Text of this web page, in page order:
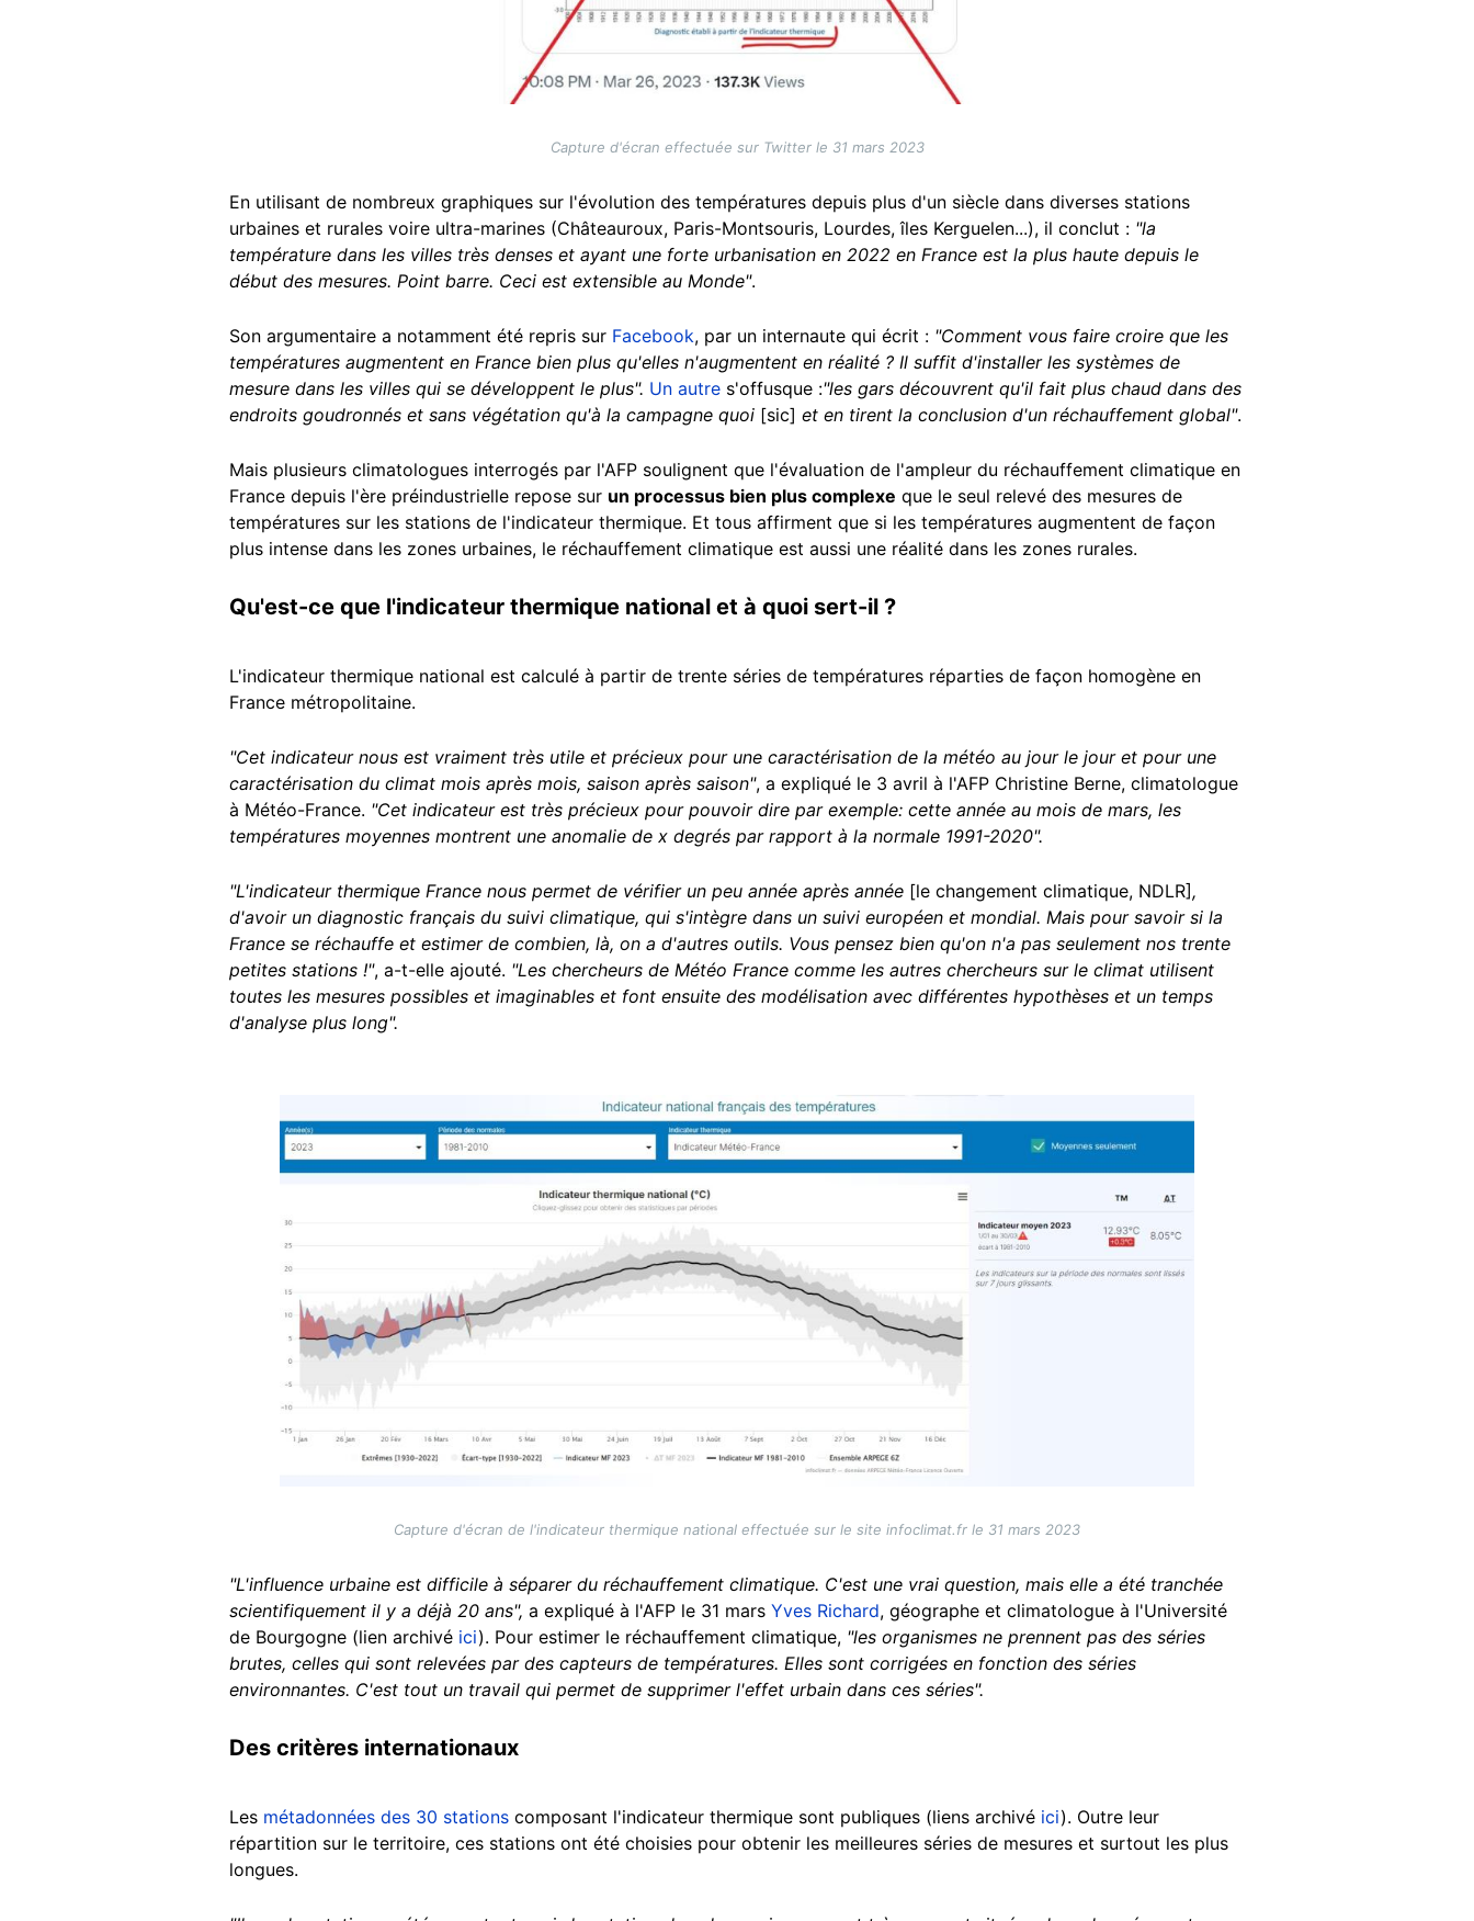
Capture d'écran effectuée sur Twitter le 31 mars 2023
En utilisant de nombreux graphiques sur l'évolution des températures depuis plus d'un siècle dans diverses stations
urbaines et rurales voire ultra-marines (Châteauroux, Paris-Montsouris, Lourdes, îles Kerguelen...), il conclut : "la
température dans les villes très denses et ayant une forte urbanisation en 2022 en France est la plus haute depuis le
début des mesures. Point barre. Ceci est extensible au Monde".
Son argumentaire a notamment été repris sur Facebook, par un internaute qui écrit : "Comment vous faire croire que les
températures augmentent en France bien plus qu'elles n'augmentent en réalité ? Il suffit d'installer les systèmes de
mesure dans les villes qui se développent le plus". Un autre s'offusque :"les gars découvrent qu'il fait plus chaud dans des
endroits goudronnés et sans végétation qu'à la campagne quoi [sic] et en tirent la conclusion d'un réchauffement global".
Mais plusieurs climatologues interrogés par l'AFP soulignent que l'évaluation de l'ampleur du réchauffement climatique en
France depuis l'ère préindustrielle repose sur un processus bien plus complexe que le seul relevé des mesures de
températures sur les stations de l'indicateur thermique. Et tous affirment que si les températures augmentent de façon
plus intense dans les zones urbaines, le réchauffement climatique est aussi une réalité dans les zones rurales.
Qu'est-ce que l'indicateur thermique national et à quoi sert-il ?
L'indicateur thermique national est calculé à partir de trente séries de températures réparties de façon homogène en
France métropolitaine.
"Cet indicateur nous est vraiment très utile et précieux pour une caractérisation de la météo au jour le jour et pour une
caractérisation du climat mois après mois, saison après saison", a expliqué le 3 avril à l'AFP Christine Berne, climatologue
à Météo-France. "Cet indicateur est très précieux pour pouvoir dire par exemple: cette année au mois de mars, les
températures moyennes montrent une anomalie de x degrés par rapport à la normale 1991-2020".
"L'indicateur thermique France nous permet de vérifier un peu année après année [le changement climatique, NDLR],
d'avoir un diagnostic français du suivi climatique, qui s'intègre dans un suivi européen et mondial. Mais pour savoir si la
France se réchauffe et estimer de combien, là, on a d'autres outils. Vous pensez bien qu'on n'a pas seulement nos trente
petites stations !", a-t-elle ajouté. "Les chercheurs de Météo France comme les autres chercheurs sur le climat utilisent
toutes les mesures possibles et imaginables et font ensuite des modélisation avec différentes hypothèses et un temps
d'analyse plus long".
Capture d'écran de l'indicateur thermique national effectuée sur le site infoclimat.fr le 31 mars 2023
"L'influence urbaine est difficile à séparer du réchauffement climatique. C'est une vrai question, mais elle a été tranchée
scientifiquement il y a déjà 20 ans", a expliqué à l'AFP le 31 mars Yves Richard, géographe et climatologue à l'Université
de Bourgogne (lien archivé ici). Pour estimer le réchauffement climatique, "les organismes ne prennent pas des séries
brutes, celles qui sont relevées par des capteurs de températures. Elles sont corrigées en fonction des séries
environnantes. C'est tout un travail qui permet de supprimer l'effet urbain dans ces séries".
Des critères internationaux
Les métadonnées des 30 stations composant l'indicateur thermique sont publiques (liens archivé ici). Outre leur
répartition sur le territoire, ces stations ont été choisies pour obtenir les meilleures séries de mesures et surtout les plus
longues.